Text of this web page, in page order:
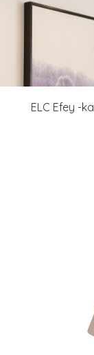
ELC Efey -